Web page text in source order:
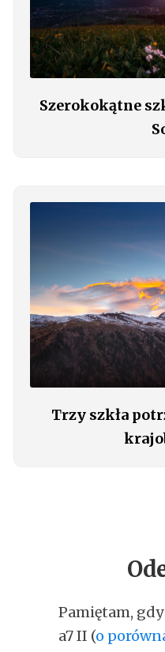
Szerokokątne
Trzy szkła
Pamiętam,
a7 II (o